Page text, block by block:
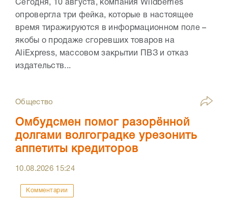
Сегодня, 10 августа, компания Wildberries
опровергла три фейка, которые в настоящее
время тиражируются в информационном поле –
якобы о продаже сгоревших товаров на
AliExpress, массовом закрытии ПВЗ и отказ
издательств...
Общество
Омбудсмен помог разорённой
долгами волгоградке урезонить
аппетиты кредиторов
10.08.2026 15:24
Комментарии